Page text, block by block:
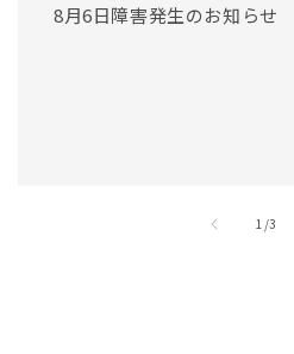
8月6日障害発生のお知らせ
1 //3